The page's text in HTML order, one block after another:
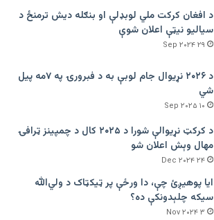
د افغان کرکت ملي لوبډلې او بنګله دیش ترمنځ د
سیالیو نیټې اعلان شوې
۲۹ Sep ۲۰۲۴
د ۲۰۲۶ نړیوال جام لوبې به د فبرورۍ په ۷مه پیل
شي
۱۰ Sep ۲۰۲۵
د کرکټ نړیوالې شورا د ۲۰۲۵ کال د چمپینز ټرافۍ
مهال وېش اعلان شو
۲۴ Dec ۲۰۲۴
ایا پوهیږئ چې، دا ورځې پر ټيکټاک د ولي‌الله
سیکه چلېدونکې ده؟
۳ Nov ۲۰۲۴